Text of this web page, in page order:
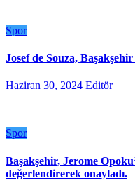
Spor
Josef de Souza,
Haziran 30, 2024 Editör
Spor
Başakşehir, Jerome
değerlendirerek onayladı.